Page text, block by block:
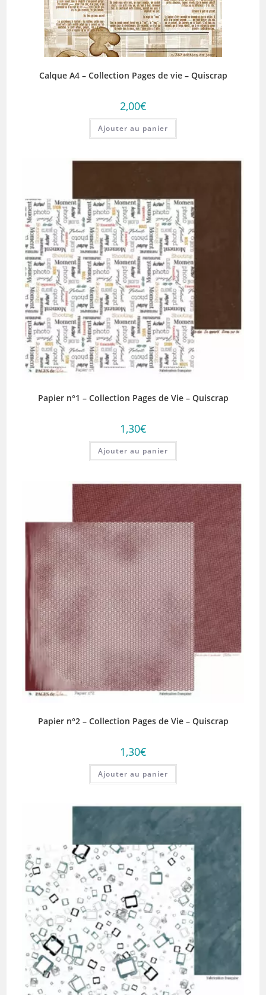
Calque A4 – Collection Pages de vie – Quiscrap
2,00€
Ajouter au panier
Papier n°1 – Collection Pages de Vie – Quiscrap
1,30€
Ajouter au panier
Papier n°2 – Collection Pages de Vie – Quiscrap
1,30€
Ajouter au panier